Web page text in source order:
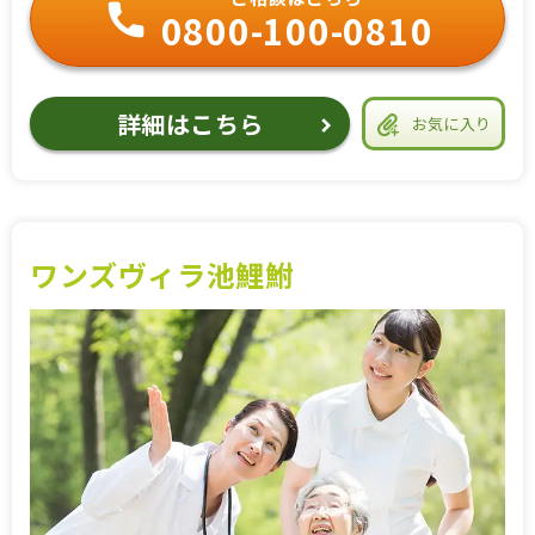
お気に入り
0800-100-0810
詳細はこちら
ワンズヴィラ池鯉鮒